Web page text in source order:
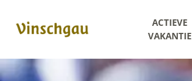
ACTIEVE
VAKANTIE